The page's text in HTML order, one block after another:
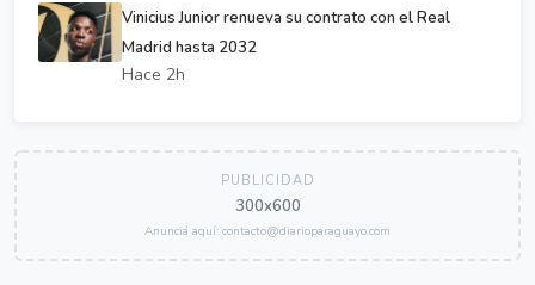
Vinicius Junior renueva su contrato con el Real
Madrid hasta 2032
Hace 2h
PUBLICIDAD
300x600
Anunciá aquí: contacto@diarioparaguayo.com